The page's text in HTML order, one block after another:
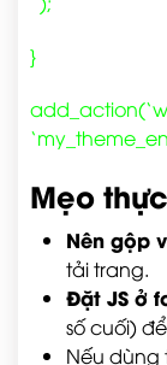
}
Mẹo
Nên gộp
tải trang.
Đặt JS ở
số cuối)
Nếu dùng